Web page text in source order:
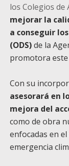
los Colegios de
mejorar la
a conseguir
(ODS)de la
promotora este
Con su
asesorará en
mejora del
como de obra
enfocadas en
emergencia